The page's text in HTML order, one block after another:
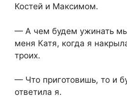
Костей и Максимом.
— А чем будем ужинать
меня Катя, когда я
троих.
— Что приготовишь, то и
ответила я.